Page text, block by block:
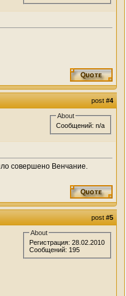
post#4
About
Сообщений: n/a
совершено Венчание.
post#5
About
Регистрация: 28.02.2010
Сообщений: 195